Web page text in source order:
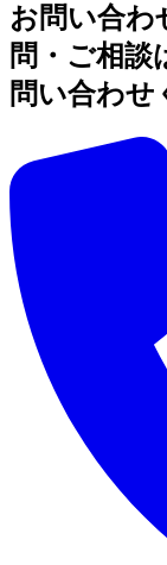
お問い合わ
問・ご相談
問い合わせ